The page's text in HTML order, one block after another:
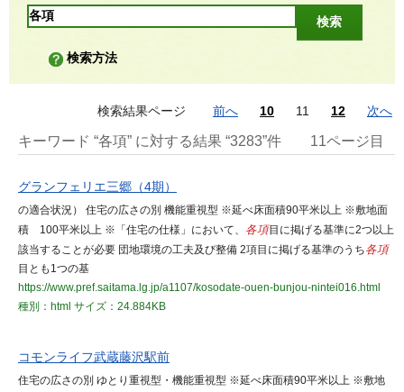
検索方法
検索結果ページ 前へ 10 11 12 次へ
キーワード “各項” に対する結果 “3283”件 11ページ目
グランフェリエ三郷（4期）
の適合状況） 住宅の広さの別 機能重視型 ※延べ床面積90平米以上 ※敷地面
積 100平米以上 ※「住宅の仕様」において、 各項目に掲げる基準に2つ以上
該当することが必要 団地環境の工夫及び整備 2項目に掲げる基準のうち各項
目とも1つの基
https://www.pref.saitama.lg.jp/a1107/kosodate-ouen-bunjou-nintei016.html
種別：html サイズ：24.884KB
コモンライフ武蔵藤沢駅前
住宅の広さの別 ゆとり重視型・機能重視型 ※延べ床面積90平米以上 ※敷地